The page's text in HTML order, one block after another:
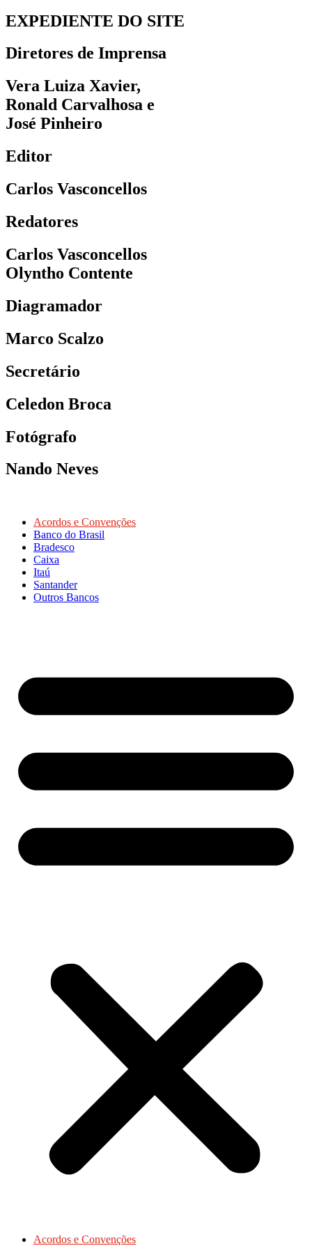
EXPEDIENTE DO SITE
Diretores de Imprensa
Vera Luiza Xavier,
Ronald Carvalhosa e
José Pinheiro
Editor
Carlos Vasconcellos
Redatores
Carlos Vasconcellos
Olyntho Contente
Diagramador
Marco Scalzo
Secretário
Celedon Broca
Fotógrafo
Nando Neves
Acordos e Convenções
Banco do Brasil
Bradesco
Caixa
Itaú
Santander
Outros Bancos
Acordos e Convenções